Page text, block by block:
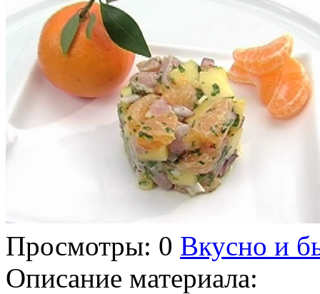
Просмотры: 0 Вкусно и
Описание материала: